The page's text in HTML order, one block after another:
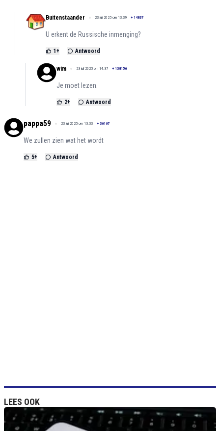
Buitenstaander 23 juli 2025 om 13:39 + 14837
U erkent de Russische inmenging?
1+ Antwoord
wim 23 juli 2025 om 14:37 + 138156
Je moet lezen.
2+ Antwoord
pappa59 23 juli 2025 om 13:33 + 36167
We zullen zien wat het wordt
5+ Antwoord
LEES OOK